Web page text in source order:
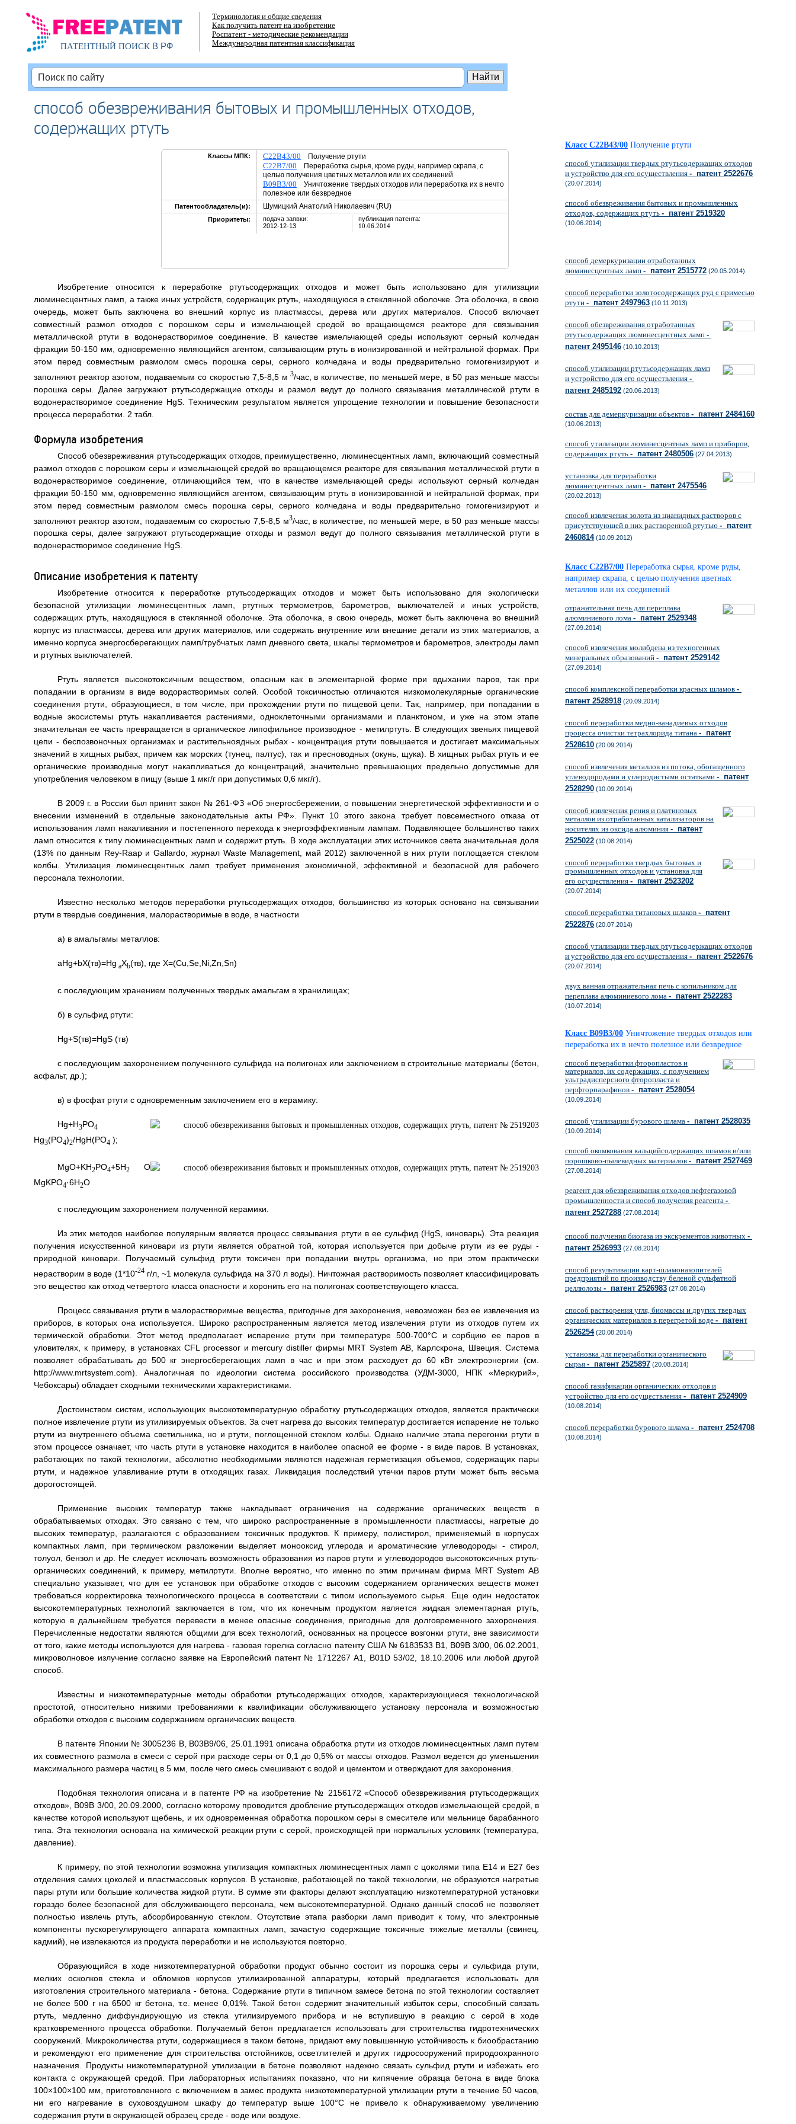
ПАТЕНТНЫЙ ПОИСКВ РФ
Терминология и общие сведения
Как получить патент на изобретение
Роспатент - методические рекомендации
Международная патентная классификация
способ обезвреживания бытовых и промышленных отходов,
содержащих ртуть
Классы МПК: C22B43/00 Получение ртути
C22B7/00 Переработка сырья, кроме руды, например скрапа, с
целью получения цветных металлов или их соединений
B09B3/00 Уничтожение твердых отходов или переработка их в нечто
полезное или безвредное
Патентообладатель(и): Шумицкий Анатолий Николаевич (RU)
Приоритеты:
подача заявки:
2012-12-13
публикация патента:
10.06.2014
Изобретение относится к переработке ртутьсодержащих отходов и может быть использовано для утилизации
люминесцентных ламп, а также иных устройств, содержащих ртуть, находящуюся в стеклянной оболочке. Эта оболочка, в свою
очередь, может быть заключена во внешний корпус из пластмассы, дерева или других материалов. Способ включает
совместный размол отходов с порошком серы и измельчающей средой во вращающемся реакторе для связывания
металлической ртути в водонерастворимое соединение. В качестве измельчающей среды используют серный колчедан
фракции 50-150 мм, одновременно являющийся агентом, связывающим ртуть в ионизированной и нейтральной формах. При
этом перед совместным размолом смесь порошка серы, серного колчедана и воды предварительно гомогенизируют и
заполняют реактор азотом, подаваемым со скоростью 7,5-8,5 м 3/час, в количестве, по меньшей мере, в 50 раз меньше массы
порошка серы. Далее загружают ртутьсодержащие отходы и размол ведут до полного связывания металлической ртути в
водонерастворимое соединение HgS. Техническим результатом является упрощение технологии и повышение безопасности
процесса переработки. 2 табл.
Формула изобретения
Способ обезвреживания ртутьсодержащих отходов, преимущественно, люминесцентных ламп, включающий совместный
размол отходов с порошком серы и измельчающей средой во вращающемся реакторе для связывания металлической ртути в
водонерастворимое соединение, отличающийся тем, что в качестве измельчающей среды используют серный колчедан
фракции 50-150 мм, одновременно являющийся агентом, связывающим ртуть в ионизированной и нейтральной формах, при
этом перед совместным размолом смесь порошка серы, серного колчедана и воды предварительно гомогенизируют и
заполняют реактор азотом, подаваемым со скоростью 7,5-8,5 м3/час, в количестве, по меньшей мере, в 50 раз меньше массы
порошка серы, далее загружают ртутьсодержащие отходы и размол ведут до полного связывания металлической ртути в
водонерастворимое соединение HgS.
Описание изобретения к патенту
Изобретение относится к переработке ртутьсодержащих отходов и может быть использовано для экологически
безопасной утилизации люминесцентных ламп, ртутных термометров, барометров, выключателей и иных устройств,
содержащих ртуть, находящуюся в стеклянной оболочке. Эта оболочка, в свою очередь, может быть заключена во внешний
корпус из пластмассы, дерева или других материалов, или содержать внутренние или внешние детали из этих материалов, а
именно корпуса энергосберегающих ламп/трубчатых ламп дневного света, шкалы термометров и барометров, электроды ламп
и ртутных выключателей.
Ртуть является высокотоксичным веществом, опасным как в элементарной форме при вдыхании паров, так при
попадании в организм в виде водорастворимых солей. Особой токсичностью отличаются низкомолекулярные органические
соединения ртути, образующиеся, в том числе, при прохождении ртути по пищевой цепи. Так, например, при попадании в
водные экосистемы ртуть накапливается растениями, одноклеточными организмами и планктоном, и уже на этом этапе
значительная ее часть превращается в органическое липофильное производное - метилртуть. В следующих звеньях пищевой
цепи - беспозвоночных организмах и растительноядных рыбах - концентрация ртути повышается и достигает максимальных
значений в хищных рыбах, причем как морских (тунец, палтус), так и пресноводных (окунь, щука). В хищных рыбах ртуть и ее
органические производные могут накапливаться до концентраций, значительно превышающих предельно допустимые для
употребления человеком в пищу (выше 1 мкг/г при допустимых 0,6 мкг/г).
В 2009 г. в России был принят закон № 261-ФЗ «Об энергосбережении, о повышении энергетической эффективности и о
внесении изменений в отдельные законодательные акты РФ». Пункт 10 этого закона требует повсеместного отказа от
использования ламп накаливания и постепенного перехода к энергоэффективным лампам. Подавляющее большинство таких
ламп относится к типу люминесцентных ламп и содержит ртуть. В ходе эксплуатации этих источников света значительная доля
(13% по данным Rey-Raap и Gallardo, журнал Waste Management, май 2012) заключенной в них ртути поглощается стеклом
колбы. Утилизация люминесцентных ламп требует применения экономичной, эффективной и безопасной для рабочего
персонала технологии.
Известно несколько методов переработки ртутьсодержащих отходов, большинство из которых основано на связывании
ртути в твердые соединения, малорастворимые в воде, в частности
а) в амальгамы металлов:
aHg+bX(тв)=Hg aXb(тв), где X=(Cu,Se,Ni,Zn,Sn)
с последующим хранением полученных твердых амальгам в хранилищах;
б) в сульфид ртути:
Hg+S(тв)=HgS (тв)
с последующим захоронением полученного сульфида на полигонах или заключением в строительные материалы (бетон,
асфальт, др.);
в) в фосфат ртути с одновременным заключением его в керамику:
Hg+H3PO4
Hg3(PO4)2/HgH(PO4 );
MgO+KH2PO4+5H2O
MgKPO4·6H2O
с последующим захоронением полученной керамики.
Из этих методов наиболее популярным является процесс связывания ртути в ее сульфид (HgS, киноварь). Эта реакция
получения искусственной киновари из ртути является обратной той, которая используется при добыче ртути из ее руды -
природной киновари. Получаемый сульфид ртути токсичен при попадании внутрь организма, но при этом практически
нерастворим в воде (1*10-24г/л, ~1 молекула сульфида на 370 л воды). Ничтожная растворимость позволяет классифицировать
это вещество как отход четвертого класса опасности и хоронить его на полигонах соответствующего класса.
Процесс связывания ртути в малорастворимые вещества, пригодные для захоронения, невозможен без ее извлечения из
приборов, в которых она используется. Широко распространенным является метод извлечения ртути из отходов путем их
термической обработки. Этот метод предполагает испарение ртути при температуре 500-700°C и сорбцию ее паров в
уловителях, к примеру, в установках CFL processor и mercury distiller фирмы MRT System AB, Карлскрона, Швеция. Система
позволяет обрабатывать до 500 кг энергосберегающих ламп в час и при этом расходует до 60 кВт электроэнергии (см.
http://www.mrtsystem.com). Аналогичная по идеологии система российского производства (УДМ-3000, НПК «Меркурий»,
Чебоксары) обладает сходными техническими характеристиками.
Достоинством систем, использующих высокотемпературную обработку ртутьсодержащих отходов, является практически
полное извлечение ртути из утилизируемых объектов. За счет нагрева до высоких температур достигается испарение не только
ртути из внутреннего объема светильника, но и ртути, поглощенной стеклом колбы. Однако наличие этапа перегонки ртути в
этом процессе означает, что часть ртути в установке находится в наиболее опасной ее форме - в виде паров. В установках,
работающих по такой технологии, абсолютно необходимыми являются надежная герметизация объемов, содержащих пары
ртути, и надежное улавливание ртути в отходящих газах. Ликвидация последствий утечки паров ртути может быть весьма
дорогостоящей.
Применение высоких температур также накладывает ограничения на содержание органических веществ в
обрабатываемых отходах. Это связано с тем, что широко распространенные в промышленности пластмассы, нагретые до
высоких температур, разлагаются с образованием токсичных продуктов. К примеру, полистирол, применяемый в корпусах
компактных ламп, при термическом разложении выделяет монооксид углерода и ароматические углеводороды - стирол,
толуол, бензол и др. Не следует исключать возможность образования из паров ртути и углеводородов высокотоксичных ртуть-
органических соединений, к примеру, метилртути. Вполне вероятно, что именно по этим причинам фирма MRT System AB
специально указывает, что для ее установок при обработке отходов с высоким содержанием органических веществ может
требоваться корректировка технологического процесса в соответствии с типом используемого сырья. Еще один недостаток
высокотемпературных технологий заключается в том, что их конечным продуктом является жидкая элементарная ртуть,
которую в дальнейшем требуется перевести в менее опасные соединения, пригодные для долговременного захоронения.
Перечисленные недостатки являются общими для всех технологий, основанных на процессе возгонки ртути, вне зависимости
от того, какие методы используются для нагрева - газовая горелка согласно патенту США № 6183533 B1, B09B 3/00, 06.02.2001,
микроволновое излучение согласно заявке на Европейский патент № 1712267 A1, B01D 53/02, 18.10.2006 или любой другой
способ.
Известны и низкотемпературные методы обработки ртутьсодержащих отходов, характеризующиеся технологической
простотой, относительно низкими требованиями к квалификации обслуживающего установку персонала и возможностью
обработки отходов с высоким содержанием органических веществ.
В патенте Японии № 3005236 B, B03B9/06, 25.01.1991 описана обработка ртути из отходов люминесцентных ламп путем
их совместного размола в смеси с серой при расходе серы от 0,1 до 0,5% от массы отходов. Размол ведется до уменьшения
максимального размера частиц в 5 мм, после чего смесь смешивают с водой и цементом и отверждают для захоронения.
Подобная технология описана и в патенте РФ на изобретение № 2156172 «Способ обезвреживания ртутьсодержащих
отходов», B09B 3/00, 20.09.2000, согласно которому проводится дробление ртутьсодержащих отходов измельчающей средой, в
качестве которой используют щебень, и их одновременная обработка порошком серы в смесителе или мельнице барабанного
типа. Эта технология основана на химической реакции ртути с серой, происходящей при нормальных условиях (температура,
давление).
К примеру, по этой технологии возможна утилизация компактных люминесцентных ламп с цоколями типа E14 и E27 без
отделения самих цоколей и пластмассовых корпусов. В установке, работающей по такой технологии, не образуются нагретые
пары ртути или большие количества жидкой ртути. В сумме эти факторы делают эксплуатацию низкотемпературной установки
гораздо более безопасной для обслуживающего персонала, чем высокотемпературной. Однако данный способ не позволяет
полностью извлечь ртуть, абсорбированную стеклом. Отсутствие этапа разборки ламп приводит к тому, что электронные
компоненты пускорегулирующего аппарата компактных ламп, зачастую содержащие токсичные тяжелые металлы (свинец,
кадмий), не извлекаются из продукта переработки и не используются повторно.
Образующийся в ходе низкотемпературной обработки продукт обычно состоит из порошка серы и сульфида ртути,
мелких осколков стекла и обломков корпусов утилизированной аппаратуры, который предлагается использовать для
изготовления строительного материала - бетона. Содержание ртути в типичном замесе бетона по этой технологии составляет
не более 500 г на 6500 кг бетона, т.е. менее 0,01%. Такой бетон содержит значительный избыток серы, способный связать
ртуть, медленно диффундирующую из стекла утилизируемого прибора и не вступившую в реакцию с серой в ходе
кратковременного процесса обработки. Получаемый бетон предлагается использовать для строительства гидротехнических
сооружений. Микроколичества ртути, содержащиеся в таком бетоне, придают ему повышенную устойчивость к биообрастанию
и рекомендуют его применение для строительства отстойников, осветлителей и других гидросооружений природоохранного
назначения. Продукты низкотемпературной утилизации в бетоне позволяют надежно связать сульфид ртути и избежать его
контакта с окружающей средой. При лабораторных испытаниях показано, что ни кипячение образца бетона в виде блока
100×100×100 мм, приготовленного с включением в замес продукта низкотемпературной утилизации ртути в течение 50 часов,
ни его нагревание в суховоздушном шкафу до температур выше 100°C не привело к обнаруживаемому увеличению
содержания ртути в окружающей образец среде - воде или воздухе.
Класс C22B43/00 Получение ртути
способ утилизации твердых ртутьсодержащих отходов
и устройство для его осуществления - патент 2522676
(20.07.2014)
способ обезвреживания бытовых и промышленных
отходов, содержащих ртуть - патент 2519320
(10.06.2014)
способ демеркуризации отработанных
люминесцентных ламп - патент 2515772 (20.05.2014)
способ переработки золотосодержащих руд с примесью
ртути - патент 2497963 (10.11.2013)
способ обезвреживания отработанных
ртутьсодержащих люминесцентных ламп -
патент 2495146 (10.10.2013)
способ утилизации ртутьсодержащих ламп
и устройство для его осуществления -
патент 2485192 (20.06.2013)
состав для демеркуризации объектов - патент 2484160
(10.06.2013)
способ утилизации люминесцентных ламп и приборов,
содержащих ртуть - патент 2480506 (27.04.2013)
установка для переработки
люминесцентных ламп - патент 2475546
(20.02.2013)
способ извлечения золота из цианидных растворов c
присутствующей в них растворенной ртутью - патент
2460814(10.09.2012)
Класс C22B7/00 Переработка сырья, кроме руды,
например скрапа, с целью получения цветных
металлов или их соединений
отражательная печь для переплава
алюминиевого лома - патент 2529348
(27.09.2014)
способ извлечения молибдена из техногенных
минеральных образований - патент 2529142
(27.09.2014)
способ комплексной переработки красных шламов -
патент 2528918 (20.09.2014)
способ переработки медно-ванадиевых отходов
процесса очистки тетрахлорида титана - патент
2528610 (20.09.2014)
способ извлечения металлов из потока, обогащенного
углеводородами и углеродистыми остатками - патент
2528290 (10.09.2014)
способ извлечения рения и платиновых
металлов из отработанных катализаторов на
носителях из оксида алюминия - патент
2525022 (10.08.2014)
способ переработки твердых бытовых и
промышленных отходов и установка для
его осуществления - патент 2523202
(20.07.2014)
способ переработки титановых шлаков - патент
2522876 (20.07.2014)
способ утилизации твердых ртутьсодержащих отходов
и устройство для его осуществления - патент 2522676
(20.07.2014)
двух ванная отражательная печь с копильником для
переплава алюминиевого лома - патент 2522283
(10.07.2014)
Класс B09B3/00 Уничтожение твердых отходов или
переработка их в нечто полезное или безвредное
способ переработки фторопластов и
материалов, их содержащих, с получением
ультрадисперсного фторопласта и
перфторпарафинов - патент 2528054
(10.09.2014)
способ утилизации бурового шлама - патент 2528035
(10.09.2014)
способ окомкования кальцийсодержащих шламов и/или
порошково-пылевидных материалов - патент 2527469
(27.08.2014)
реагент для обезвреживания отходов нефтегазовой
промышленности и способ получения реагента -
патент 2527288 (27.08.2014)
способ получения биогаза из экскрементов животных -
патент 2526993 (27.08.2014)
способ рекультивации карт-шламонакопителей
предприятий по производству беленой сульфатной
целлюлозы - патент 2526983 (27.08.2014)
способ растворения угля, биомассы и других твердых
органических материалов в перегретой воде - патент
2526254(20.08.2014)
установка для переработки органического
сырья - патент 2525897 (20.08.2014)
способ газификации органических отходов и
устройство для его осуществления - патент 2524909
(10.08.2014)
способ переработки бурового шлама - патент 2524708
(10.08.2014)